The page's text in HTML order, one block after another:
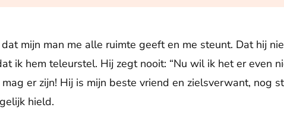
mijn man me alle ruimte geeft en me steunt. Dat hij
ik hem teleurstel. Hij zegt nooit: “Nu wil ik het er even
er zijn! Hij is mijn beste vriend en zielsverwant, nog
hield.